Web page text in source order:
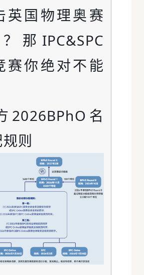
英国物理奥赛
那IPC&SPC
赛你绝对不能
名
则